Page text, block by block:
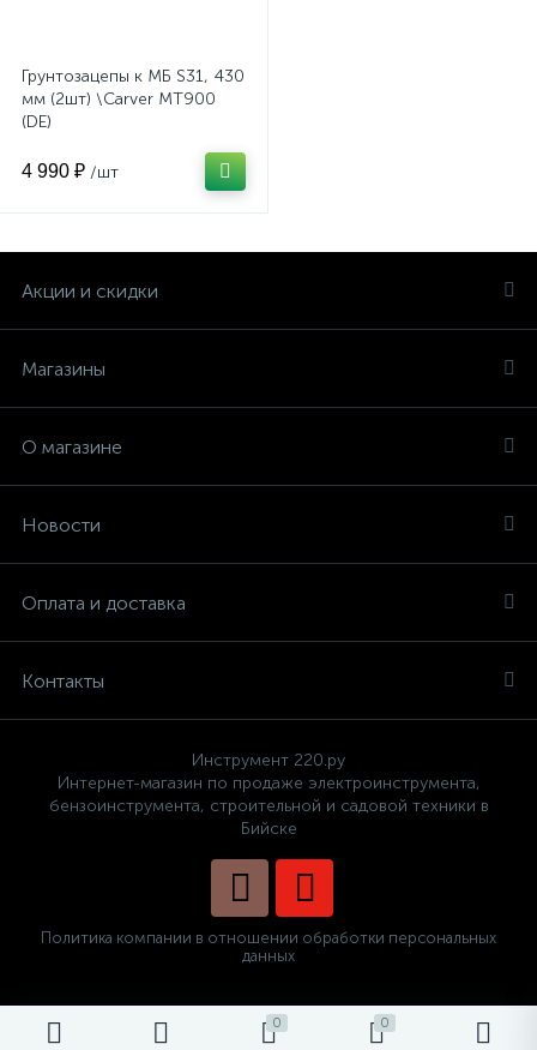
0 0
Грунтозацепы к МБ S31, 430
мм (2шт) \Carver MT900
(DE)
4 990 ₽ /шт
Акции и скидки
Магазины
О магазине
Новости
Оплата и доставка
Контакты
Инструмент 220.ру
Интернет-магазин по продаже электроинструмента,
бензоинструмента, строительной и садовой техники в
Бийске
Политика компании в отношении обработки персональных
данных